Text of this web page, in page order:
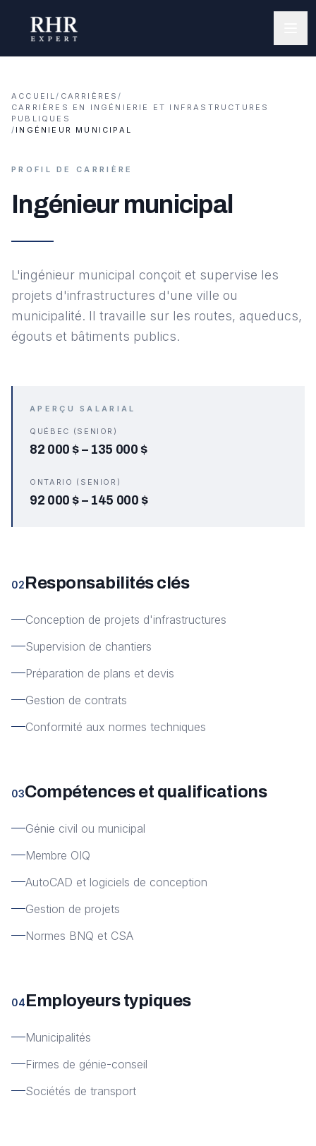
ACCUEIL/ CARRIÈRES/
CARRIÈRES EN INGÉNIERIE ET INFRASTRUCTURES
PUBLIQUES
/ INGÉNIEUR MUNICIPAL
PROFIL DE CARRIÈRE
Ingénieur municipal
L'ingénieur municipal conçoit et supervise les
projets d'infrastructures d'une ville ou
municipalité. Il travaille sur les routes, aqueducs,
égouts et bâtiments publics.
APERÇU SALARIAL
QUÉBEC (SENIOR)
82 000 $ – 135 000 $
ONTARIO (SENIOR)
92 000 $ – 145 000 $
02Responsabilités clés
Conception de projets d'infrastructures
Supervision de chantiers
Préparation de plans et devis
Gestion de contrats
Conformité aux normes techniques
03Compétences et qualifications
Génie civil ou municipal
Membre OIQ
AutoCAD et logiciels de conception
Gestion de projets
Normes BNQ et CSA
04Employeurs typiques
Municipalités
Firmes de génie-conseil
Sociétés de transport